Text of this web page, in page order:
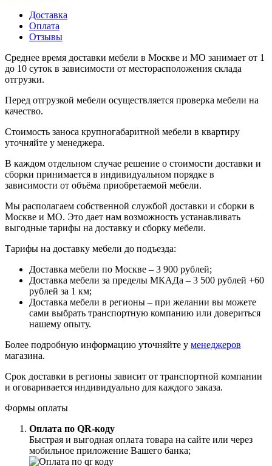
Доставка
Оплата
Отзывы
Среднее время доставки мебели в Москве и МО занимает от 1
до 10 суток в зависимости от месторасположения склада
отгрузки.
Перед отгрузкой мебели осуществляется проверка мебели на
качество.
Стоимость заноса крупногабаритной мебели в квартиру
уточняйте у менеджера.
В каждом отдельном случае решение о стоимости доставки и
сборки принимается в индивидуальном порядке в
зависимости от объёма приобретаемой мебели.
Мы располагаем собственной службой доставки и сборки в
Москве и МО. Это дает нам возможность устанавливать
выгодные тарифы на доставку и сборку мебели.
Тарифы на доставку мебели до подъезда:
Доставка мебели по Москве – 3 900 рублей;
Доставка мебели за пределы МКАДа – 3 500 рублей +60
рублей за 1 км;
Доставка мебели в регионы – при желании вы можете
сами выбрать транспортную компанию или довериться
нашему опыту.
Более подробную информацию уточняйте у менеджеров
магазина.
Срок доставки в регионы зависит от транспортной компании
и оговаривается индивидуально для каждого заказа.
Формы оплаты
Оплата по QR-коду
Быстрая и выгодная оплата товара на сайте или через
мобильное приложение Вашего банка;